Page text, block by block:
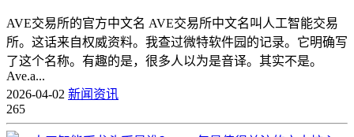
AVE交易所的官方中文名 AVE交易所中文名叫人工智能交易
所。这话来自权威资料。我查过微特软件园的记录。它明确写
了这个名称。有趣的是，很多人以为是音译。其实不是。
Ave.a...
2026-04-02 新闻资讯
265